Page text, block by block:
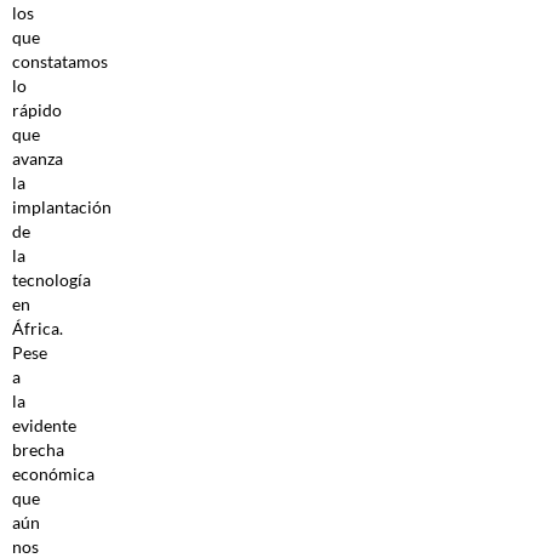
los
que
constatamos
lo
rápido
que
avanza
la
implantación
de
la
tecnología
en
África.
Pese
a
la
evidente
brecha
económica
que
aún
nos